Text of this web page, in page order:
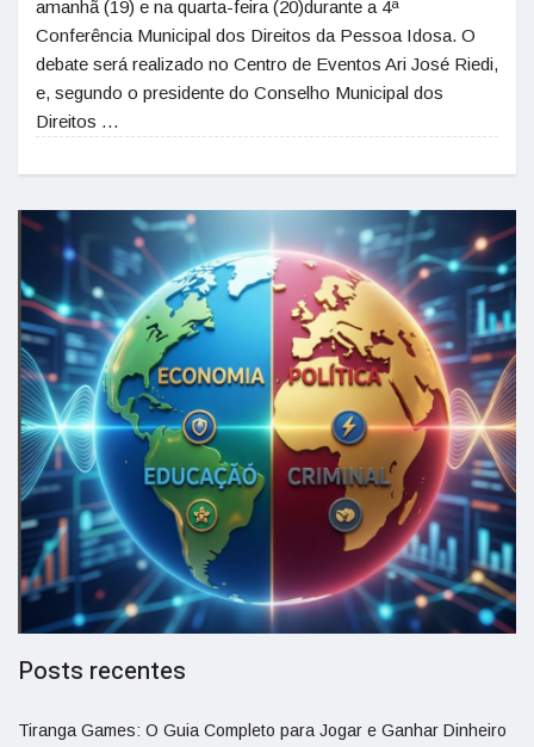
amanhã (19) e na quarta-feira (20)durante a 4ª
Conferência Municipal dos Direitos da Pessoa Idosa. O
debate será realizado no Centro de Eventos Ari José Riedi,
e, segundo o presidente do Conselho Municipal dos
Direitos …
Posts recentes
Tiranga Games: O Guia Completo para Jogar e Ganhar Dinheiro